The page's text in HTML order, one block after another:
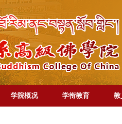
学院概况 学衔教育 教